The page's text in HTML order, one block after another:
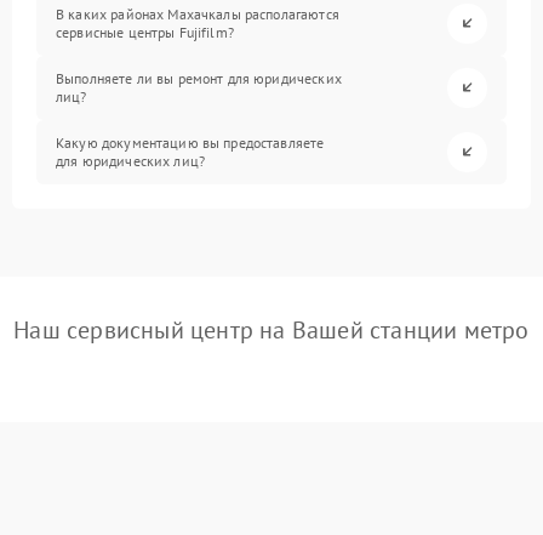
В каких районах Махачкалы располагаются
сервисные центры Fujifilm?
Выполняете ли вы ремонт для юридических
лиц?
Какую документацию вы предоставляете
для юридических лиц?
Наш сервисный центр на Вашей станции метро